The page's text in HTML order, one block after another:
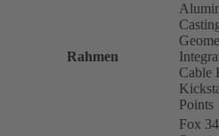
Rahmen
Cable
Points
Fox